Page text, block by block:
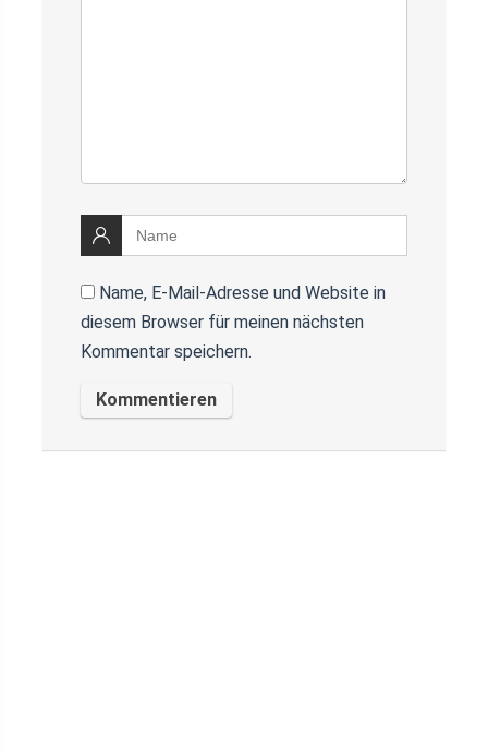
Name, E-Mail-Adresse und Website in
diesem Browser für meinen nächsten
Kommentar speichern.